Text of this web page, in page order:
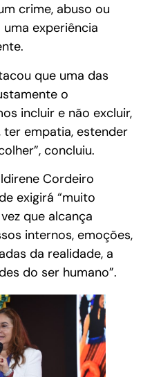
crime, abuso ou
experiência
que uma das
o
incluir e não excluir,
ter empatia, estender
concluiu.
Cordeiro
exigirá “muito
que alcança
internos, emoções,
da realidade, a
do ser humano”.